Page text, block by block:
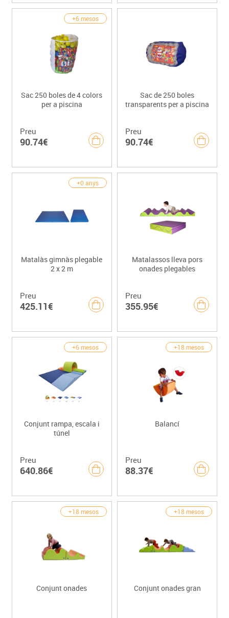
+6 mesos
Sac 250 boles de 4 colors
per a piscina
Preu
90.74€
Sac de 250 boles
transparents per a piscina
Preu
90.74€
+0 anys
Matalàs gimnàs plegable
2 x 2 m
Preu
425.11€
Matalassos lleva pors
onades plegables
Preu
355.95€
+6 mesos
Conjunt rampa, escala i
túnel
Preu
640.86€
+18 mesos
Balancí
Preu
88.37€
+18 mesos
Conjunt onades
+18 mesos
Conjunt onades gran